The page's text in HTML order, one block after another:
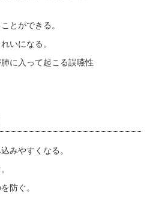
とができる。
いになる。
に入って起こる誤嚥性
みやすくなる。
防ぐ。